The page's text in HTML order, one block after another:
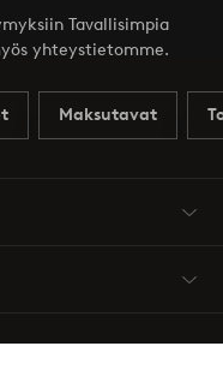
Tavallisimpia
yhteystietomme.
Maksutavat